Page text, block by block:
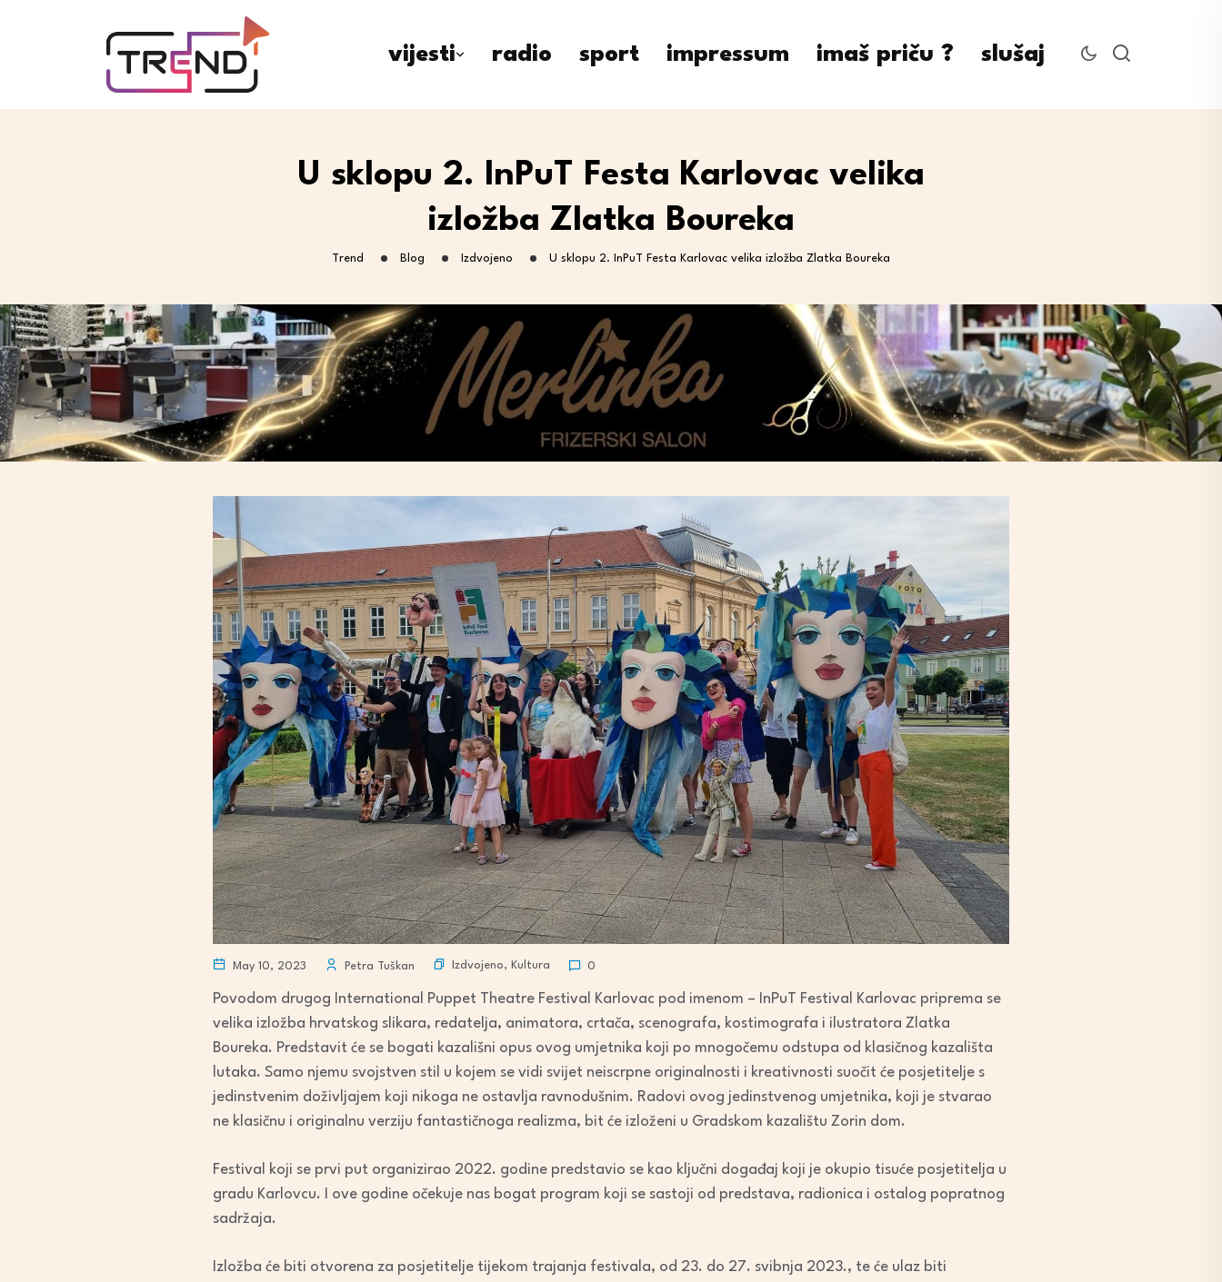
vijesti radio sport impressum imaš priču ? slušaj
U sklopu 2. InPuT Festa Karlovac velika
izložba Zlatka Boureka
Trend Blog Izdvojeno U sklopu 2. InPuT Festa Karlovac velika izložba Zlatka Boureka
May 10, 2023 Petra Tuškan Izdvojeno, Kultura 0
Povodom drugog International Puppet Theatre Festival Karlovac pod imenom – InPuT Festival Karlovac priprema se
velika izložba hrvatskog slikara, redatelja, animatora, crtača, scenografa, kostimografa i ilustratora Zlatka
Boureka. Predstavit će se bogati kazališni opus ovog umjetnika koji po mnogočemu odstupa od klasičnog kazališta
lutaka. Samo njemu svojstven stil u kojem se vidi svijet neiscrpne originalnosti i kreativnosti suočit će posjetitelje s
jedinstvenim doživljajem koji nikoga ne ostavlja ravnodušnim. Radovi ovog jedinstvenog umjetnika, koji je stvarao
ne klasičnu i originalnu verziju fantastičnoga realizma, bit će izloženi u Gradskom kazalištu Zorin dom.
Festival koji se prvi put organizirao 2022. godine predstavio se kao ključni događaj koji je okupio tisuće posjetitelja u
gradu Karlovcu. I ove godine očekuje nas bogat program koji se sastoji od predstava, radionica i ostalog popratnog
sadržaja.
Izložba će biti otvorena za posjetitelje tijekom trajanja festivala, od 23. do 27. svibnja 2023., te će ulaz biti